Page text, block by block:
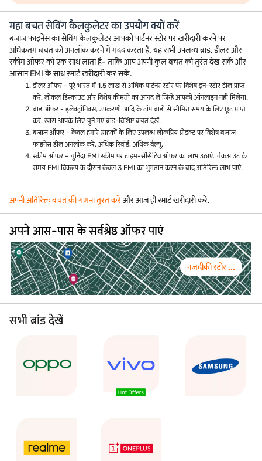
महा बचत सेविंग कैलकुलेटर का उपयोग क्यों करें
बजाज फाइनेंस का सेविंग कैलकुलेटर आपको पार्टनर स्टोर पर खरीदारी करने पर
अधिकतम बचत को अनलॉक करने में मदद करता है. यह सभी उपलब्ध ब्रांड, डीलर और
स्कीम ऑफर को एक साथ लाता है- ताकि आप अपनी कुल बचत को तुरंत देख सकें और
आसान EMI के साथ स्मार्ट खरीदारी कर सकें.
डीलर ऑफर - पूरे भारत में 1.5 लाख से अधिक पार्टनर स्टोर पर विशेष इन-स्टोर डील प्राप्त
करें. लोकल डिस्काउंट और विशेष कीमतों का आनंद लें जिन्हें आपको ऑनलाइन नहीं मिलेगा.
ब्रांड ऑफर - इलेक्ट्रॉनिक्स, उपकरणों आदि के टॉप ब्रांडों से सीमित समय के लिए छूट प्राप्त
करें. खास आपके लिए चुने गए ब्रांड-विशिष्ट बचत देखें.
बजाज ऑफर - केवल हमारे ग्राहकों के लिए उपलब्ध लोकप्रिय प्रोडक्ट पर विशेष बजाज
फाइनेंस डील अनलॉक करें. अधिक रिवॉर्ड, अधिक वैल्यू.
स्कीम ऑफर - चुनिंदा EMI स्कीम पर टाइम-सेंसिटिव ऑफर का लाभ उठाएं. चेकआउट के
समय EMI विकल्प के दौरान केवल 3 EMI का भुगतान करने के बाद अतिरिक्त लाभ पाएं.
अपनी अतिरिक्त बचत की गणना तुरंत करेंऔर आज ही स्मार्ट खरीदारी करें.
अपने आस-पास के सर्वश्रेष्ठ ऑफर पाएं
नज़दीकी स्टोर ...
सभी ब्रांड देखें